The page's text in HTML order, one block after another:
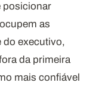
posicionar
as
do executivo,
da primeira
mais confiável